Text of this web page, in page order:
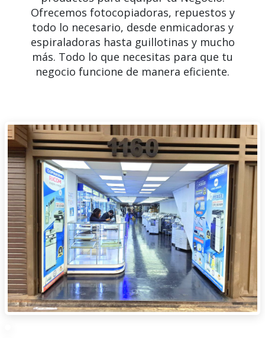
Ofrecemos fotocopiadoras, repuestos y
todo lo necesario, desde enmicadoras y
espiraladoras hasta guillotinas y mucho
más. Todo lo que necesitas para que tu
negocio funcione de manera eficiente.